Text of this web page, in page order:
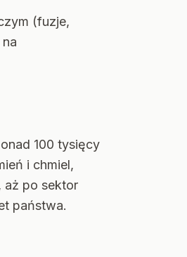
(fuzje,
100 tysięcy
i chmiel,
aż po sektor
państwa.